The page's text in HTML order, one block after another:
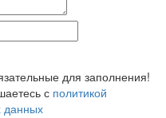
для заполнения!
с политикой
данных